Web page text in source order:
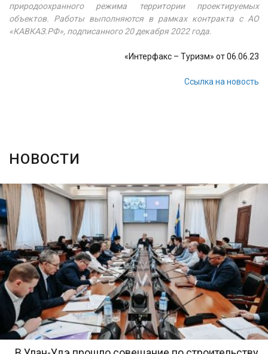
природоохранного режима территории проектируемых
объектов. Работы выполняются в рамках контракта с АО
«КАВКАЗ.РФ», подписанного 20 декабря 2022 года.
«Интерфакс – Туризм» от 06.06.23
Ссылка на новость
НОВОСТИ